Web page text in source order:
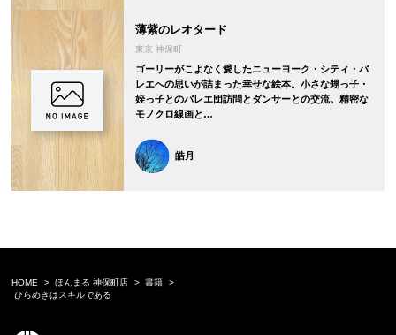
薄紫のレオタード
東京 神保町
ゴーリーがこよなく愛したニューヨーク・シティ・バ
レエへの思いが詰まった幸せな絵本。小さな甥っ子・
姪っ子とのバレエ団訪問とダンサーとの交流。精密な
モノクロ線画と…
皓月
HOME ほんまる 神保町店
書籍
ひらめきはスキルである